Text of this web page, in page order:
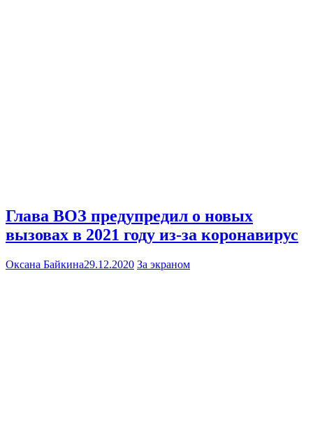
Глава ВОЗ предупредил о новых
вызовах в 2021 году из-за коронавирус
Оксана Байкина29.12.2020 За экраном